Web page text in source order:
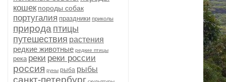
кошек породы собак
португалия праздники приколы
природа птицы
путешествия растения
редкие животные редкие птицы
река реки реки россии
россия руны рыба рыбы
санкт-петербург